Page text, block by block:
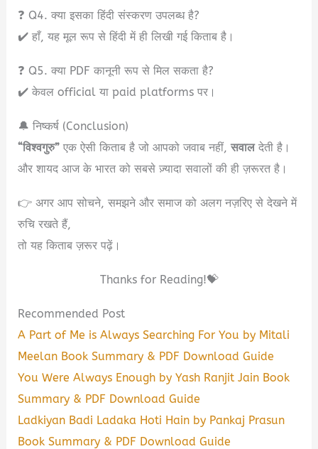
❓ Q4. क्या इसका हिंदी संस्करण उपलब्ध है?
✔️ हाँ, यह मूल रूप से हिंदी में ही लिखी गई किताब है।
❓ Q5. क्या PDF कानूनी रूप से मिल सकता है?
✔️ केवल official या paid platforms पर।
🔔 निष्कर्ष (Conclusion)
“विश्वगुरु” एक ऐसी किताब है जो आपको जवाब नहीं,सवालदेती है।
और शायद आज के भारत को सबसे ज़्यादा सवालों की ही ज़रूरत है।
👉 अगर आप सोचने, समझने और समाज को अलग नज़रिए से देखने में
रुचि रखते हैं,
तो यह किताब ज़रूर पढ़ें।
Thanks for Reading!💝
Recommended Post
A Part of Me is Always Searching For You by Mitali
Meelan Book Summary & PDF Download Guide
You Were Always Enough by Yash Ranjit Jain Book
Summary & PDF Download Guide
Ladkiyan Badi Ladaka Hoti Hain by Pankaj Prasun
Book Summary & PDF Download Guide